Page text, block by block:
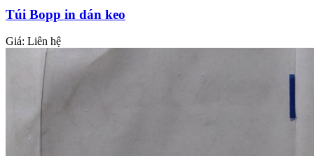
Túi Bopp in dán keo
Giá: Liên hệ